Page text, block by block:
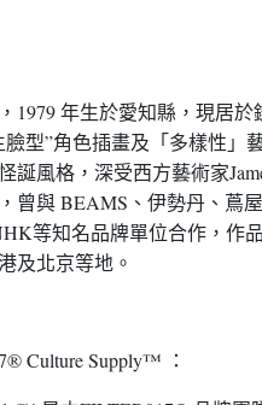
1979 年生於愛知縣，現居於
臉型”角色插畫及「多樣性」
誕風格，深受西方藝術家
曾與 BEAMS、伊勢丹、蔦
等知名品牌單位合作，作
及北京等地。
Culture Supply™ ：